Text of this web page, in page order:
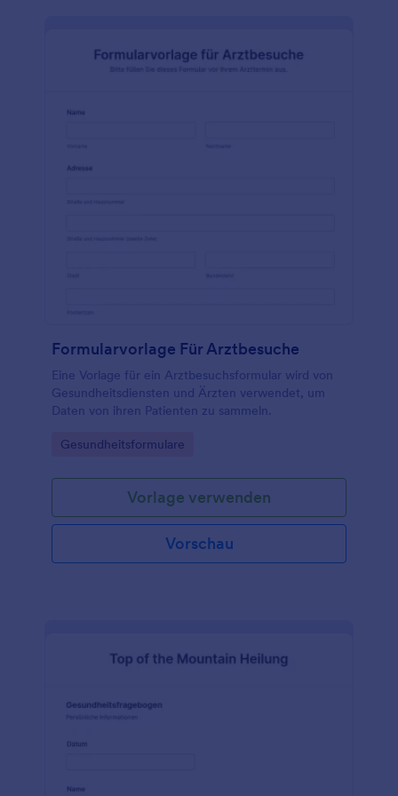
auszufüllen und nützlicher. Es sind keine
Programmierkenntnisse erforderlich.
Formularvorlage Für Arztbesuche
Eine Vorlage für ein Arztbesuchsformular wird von
Gesundheitsdiensten und Ärzten verwendet, um
Daten von ihren Patienten zu sammeln.
Go to Category:
Gesundheitsformulare
Vorlage verwenden
Vorschau